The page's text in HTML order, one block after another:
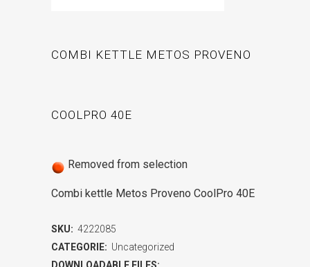
COMBI KETTLE METOS PROVENO
COOLPRO 40E
Removed from selection
Combi kettle Metos Proveno CoolPro 40E
SKU: 4222085
CATEGORIE: Uncategorized